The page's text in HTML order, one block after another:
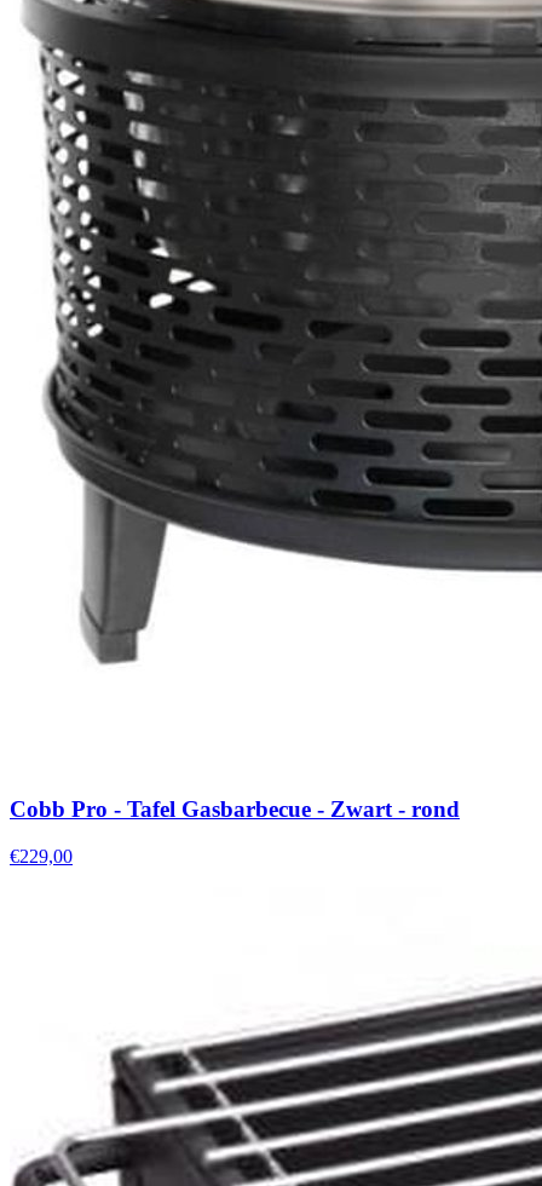
Cobb Pro - Tafel Gasbarbecue - Zwart - rond
€229,00